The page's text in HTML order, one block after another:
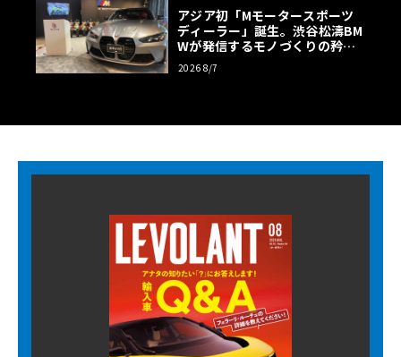
アジア初「Mモータースポーツ
ディーラー」誕生。渋谷松濤BM
Wが発信するモノづくりの矜持
【木下隆之コラム】
2026 8/7